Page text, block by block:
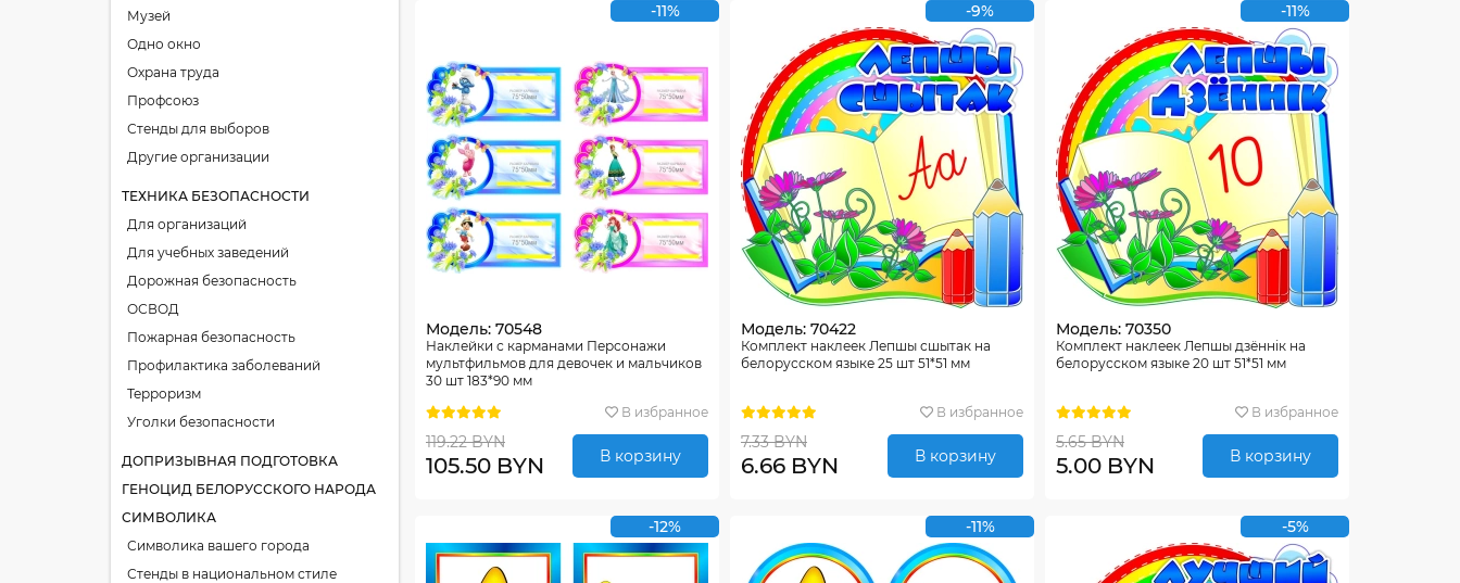
Музей
Одно окно
Охрана труда
Профсоюз
Стенды для выборов
Другие организации
ТЕХНИКА БЕЗОПАСНОСТИ
Для организаций
Для учебных заведений
Дорожная безопасность
ОСВОД
Пожарная безопасность
Профилактика заболеваний
Терроризм
Уголки безопасности
ДОПРИЗЫВНАЯ ПОДГОТОВКА
ГЕНОЦИД БЕЛОРУССКОГО НАРОДА
СИМВОЛИКА
Символика вашего города
Стенды в национальном стиле
-11%
Модель: 70548
Наклейки с карманами Персонажи
мультфильмов для девочек и мальчиков
30 шт 183*90 мм
В избранное
119.22 BYN
105.50 BYN В корзину
-9%
Модель: 70422
Комплект наклеек Лепшы сшытак на
белорусском языке 25 шт 51*51 мм
В избранное
7.33 BYN
6.66 BYN В корзину
-11%
Модель: 70350
Комплект наклеек Лепшы дзённiк на
белорусском языке 20 шт 51*51 мм
В избранное
5.65 BYN
5.00 BYN В корзину
-12% -11% -5%